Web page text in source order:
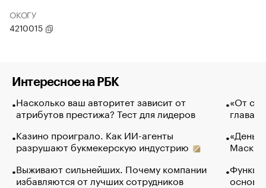
ОКОГУ
4210015
Интересное на РБК
Насколько ваш авторитет зависит от
атрибутов престижа? Тест для лидеров
Казино проиграло. Как ИИ-агенты
разрушают букмекерскую индустрию
Выживают сильнейших. Почему компании
избавляются от лучших сотрудников
«От
глава
Маск в
основ